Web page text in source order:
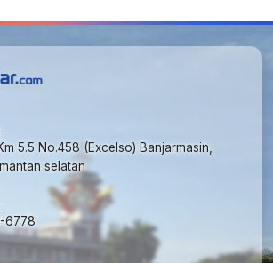
5.5 No.458 (Excelso) Banjarmasin,
selatan
6778